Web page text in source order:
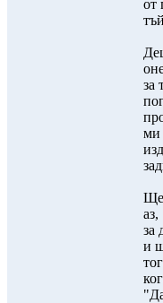
от
за
ми
Ще
аз,
за
и